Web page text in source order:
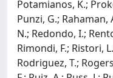
Potamianos, K.;
Punzi, G.; Rahaman,
N.; Redondo, I.;
Rimondi, F.; Ristori,
Rodriguez, T.;